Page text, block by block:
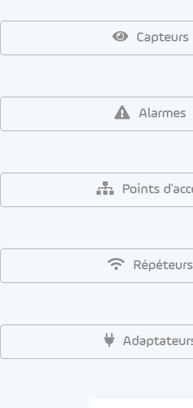
Capteurs
Alarmes
Points
Répéteurs